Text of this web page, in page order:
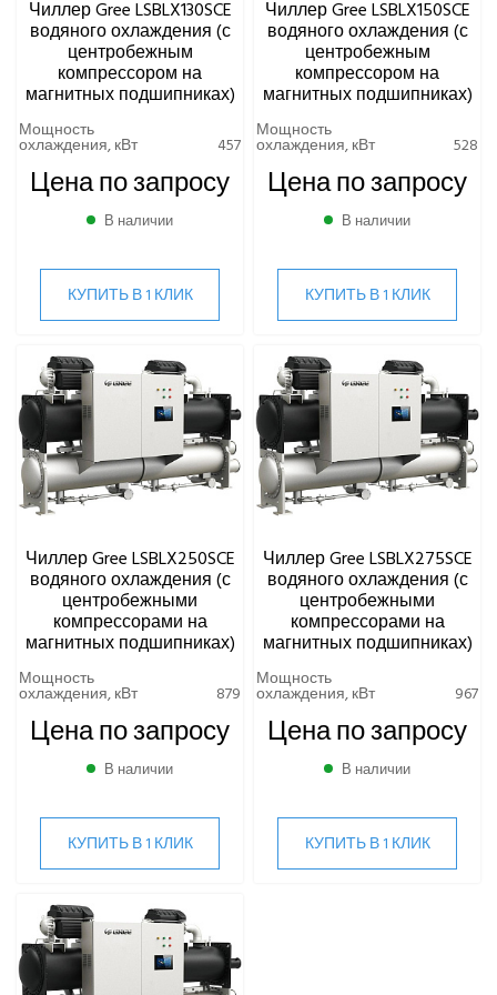
компрессором (одноступенчатый)
Чиллер водяного охлаждения с центробежным
компрессором на магнитных подшипниках
Чиллеры водяного охлаждения с двумя винтовыми
компрессорами
Чиллеры водяного охлаждения с инверторным
центробежным компрессором
Чиллеры водяного охлаждения с одним винтовым
компрессором
Чиллеры воздушного охлаждения
ВИННЫЕ ХОЛОДИЛЬНИКИ И ШКАФЫ
ПРЕЦИЗИОННЫЕ КОНДИЦИОНЕРЫ
ПРИТОЧНО-ВЫТЯЖНЫЕ УСТАНОВКИ
ПРИТОЧНЫЕ ОЧИСТИТЕЛИ ВОЗДУХА, БРИЗЕРЫ
ТЕПЛОВЫЕ НАСОСЫ
КОМПРЕССОРНО-КОНДЕНСАТОРНЫЕ БЛОКИ
СПОСОБ ПУСКА (КОМПРЕССОР)
ДАВЛЕНИЕ ПЕРЕПАД (КОНДЕНСАТОР), КПА
КОЭФФИЦИЕНТ ЭНЕРГОЭФФЕКТИВНОСТИ (IPLV)
ТИП ГИДРАВЛИЧЕСКОГО ПОДКЛЮЧЕНИЯ
(ИСПАРИТЕЛЬ)
Чиллер Gree LSBLX130SCE
водяного охлаждения (с
центробежным
компрессором на
магнитных подшипниках)
Мощность
охлаждения, кВт 457
Цена по запросу
В наличии
КУПИТЬ В 1 КЛИК
Чиллер Gree LSBLX150SCE
водяного охлаждения (с
центробежным
компрессором на
магнитных подшипниках)
Мощность
охлаждения, кВт 528
Цена по запросу
В наличии
КУПИТЬ В 1 КЛИК
Чиллер Gree LSBLX250SCE
водяного охлаждения (с
центробежными
компрессорами на
магнитных подшипниках)
Мощность
охлаждения, кВт 879
Цена по запросу
В наличии
КУПИТЬ В 1 КЛИК
Чиллер Gree LSBLX275SCE
водяного охлаждения (с
центробежными
компрессорами на
магнитных подшипниках)
Мощность
охлаждения, кВт 967
Цена по запросу
В наличии
КУПИТЬ В 1 КЛИК